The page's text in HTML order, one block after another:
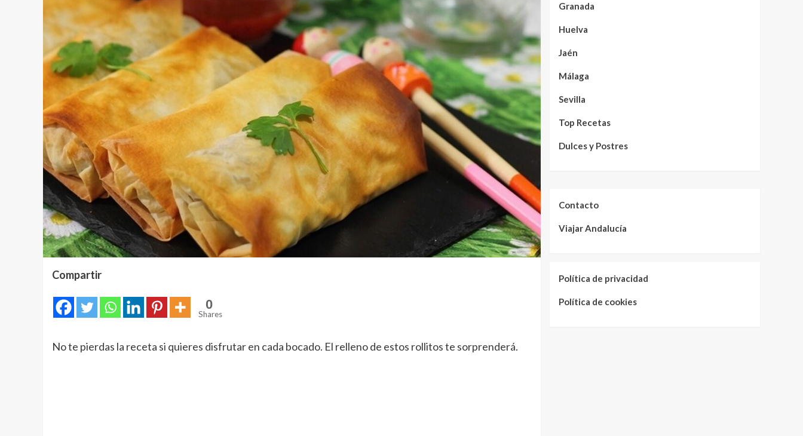
Compartir
0
Shares
No te pierdas la receta si quieres disfrutar en cada bocado. El relleno de estos rollitos te sorprenderá.
Granada
Huelva
Jaén
Málaga
Sevilla
Top Recetas
Dulces y Postres
Contacto
Viajar Andalucía
Política de privacidad
Política de cookies